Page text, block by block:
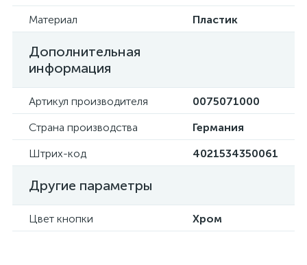
Материал
Пластик
Дополнительная
информация
Артикул производителя
0075071000
Страна производства
Германия
Штрих-код
4021534350061
Другие параметры
Цвет кнопки Хром